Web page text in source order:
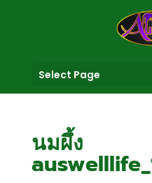
Select Page
นมผึ้ง